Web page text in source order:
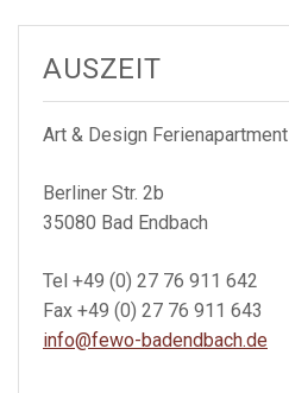
AUSZEIT
Art & Design Ferienapartment
Berliner Str. 2b
35080 Bad Endbach
Tel +49 (0) 27 76 911 642
Fax +49 (0) 27 76 911 643
info@fewo-badendbach.de